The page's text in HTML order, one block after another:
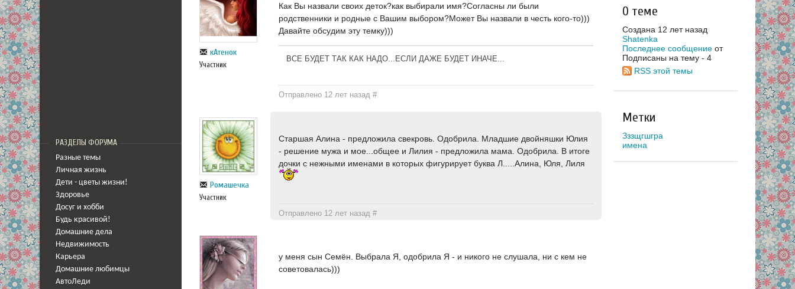
РАЗДЕЛЫ ФОРУМА
Разные темы
Личная жизнь
Дети - цветы жизни!
Здоровье
Досуг и хобби
Будь красивой!
Домашние дела
Недвижимость
Карьера
Домашние любимцы
АвтоЛеди
кАтенок
Участник
Как Вы назвали своих деток?как выбирали имя?Согласны ли были
родственники и родные с Вашим выбором?Может Вы назвали в честь кого-то)))
Давайте обсудим эту темку)))
ВСЕ БУДЕТ ТАК КАК НАДО...ЕСЛИ ДАЖЕ БУДЕТ ИНАЧЕ...
Отправлено 12 лет назад#
Ромашечка
Участник
Старшая Алина - предложила свекровь. Одобрила. Младшие двойняшки Юлия
- решение мужа и мое...общее и Лилия - предложила мама. Одобрила. В итоге
дочки с нежными именами в которых фигурирует буква Л.....Алина, Юля, Лиля
Отправлено 12 лет назад#
у меня сын Семён. Выбрала Я, одобрила Я - и никого не слушала, ни с кем не
советовалась)))
О теме
Создана 12 лет назад
Shatenka
Последнее сообщение от
Подписаны на тему - 4
RSS этой темы
Метки
Зззщгшгра
имена